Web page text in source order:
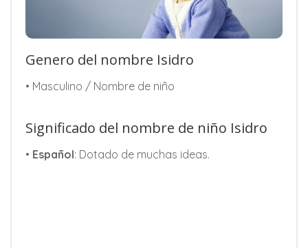
Genero del nombre Isidro
• Masculino / Nombre de niño
Significado del nombre de niño Isidro
• Español: Dotado de muchas ideas.